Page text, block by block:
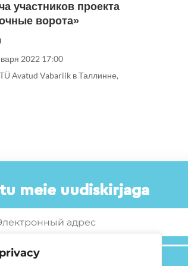
участников проекта
ворота»
2022 17:00
Avatud Vabariik в Таллинне,
meie uudiskirjaga